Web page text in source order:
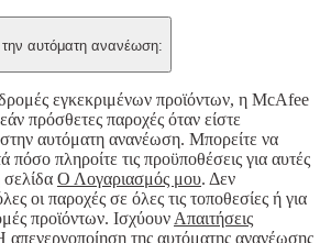
αυτόματη ανανέωση:
εγκεκριμένων προϊόντων, η McAfee
πρόσθετες παροχές όταν είστε
αυτόματη ανανέωση. Μπορείτε να
πόσο πληροίτε τις προϋποθέσεις για αυτές
σελίδα Ο Λογαριασμός μου. Δεν
οι παροχές σε όλες τις τοποθεσίες ή για
προϊόντων. Ισχύουν Απαιτήσεις
της αυτόματης ανανέωσης